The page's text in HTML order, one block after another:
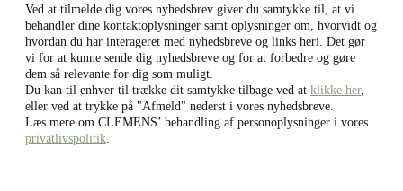
Ved at tilmelde dig vores nyhedsbrev giver du samtykke til, at vi
behandler dine kontaktoplysninger samt oplysninger om, hvorvidt og
hvordan du har interageret med nyhedsbreve og links heri. Det gør
vi for at kunne sende dig nyhedsbreve og for at forbedre og gøre
dem så relevante for dig som muligt.
Du kan til enhver til trække dit samtykke tilbage ved at klikke her,
eller ved at trykke på "Afmeld" nederst i vores nyhedsbreve.
Læs mere om CLEMENS’ behandling af personoplysninger i vores
privatlivspolitik